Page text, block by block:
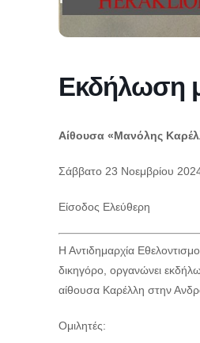
Εκδήλωση
Αίθουσα «Μανόλης
Σάββατο 23 Νοεμβρίου
Είσοδος Ελεύθερη
Η Αντιδημαρχία
δικηγόρο, οργανώνει
αίθουσα Καρέλλη στην
Ομιλητές: